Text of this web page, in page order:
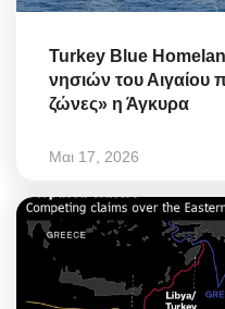
Turkey Blue
νησιών του Αιγαίου
ζώνες» η Άγκυρα
Μαι 17, 2026